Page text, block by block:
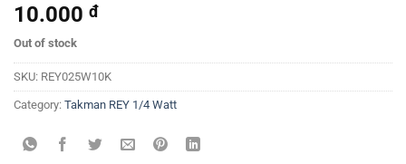
10.000 đ
Out of stock
SKU: REY025W10K
Category: Takman REY 1/4 Watt